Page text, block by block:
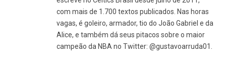
com mais de 1.700 textos publicados. Nas horas
vagas, é goleiro, armador, tio do João Gabriel e da
Alice, e também dá seus pitacos sobre o maior
campeão da NBA no Twitter: @gustavoarruda01.